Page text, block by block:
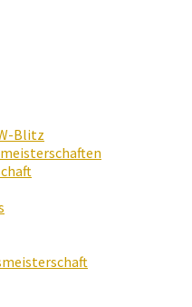
Blitz